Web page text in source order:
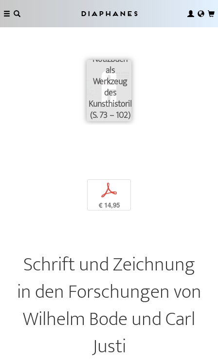
Diaphanes
Notizbuch
als
Werkzeug
des
Kunsthistorikers
(S. 73 – 102)
p
€ 14,95
Schrift und Zeichnung
in den Forschungen von
Wilhelm Bode und Carl
Justi